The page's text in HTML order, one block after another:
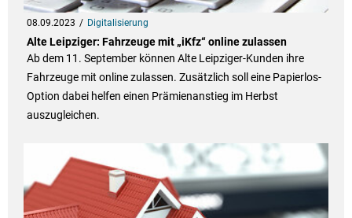
08.09.2023 Digitalisierung
Alte Leipziger: Fahrzeuge mit „iKfz“ online zulassen
Ab dem 11. September können Alte Leipziger-Kunden ihre
Fahrzeuge mit online zulassen. Zusätzlich soll eine Papierlos-
Option dabei helfen einen Prämienanstieg im Herbst
auszugleichen.